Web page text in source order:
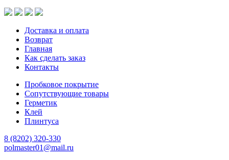
Доставка и оплата
Возврат
Главная
Как сделать заказ
Контакты
Пробковое покрытие
Сопутствующие товары
Герметик
Клей
Плинтуса
8 (8202) 320-330
polmaster01@mail.ru